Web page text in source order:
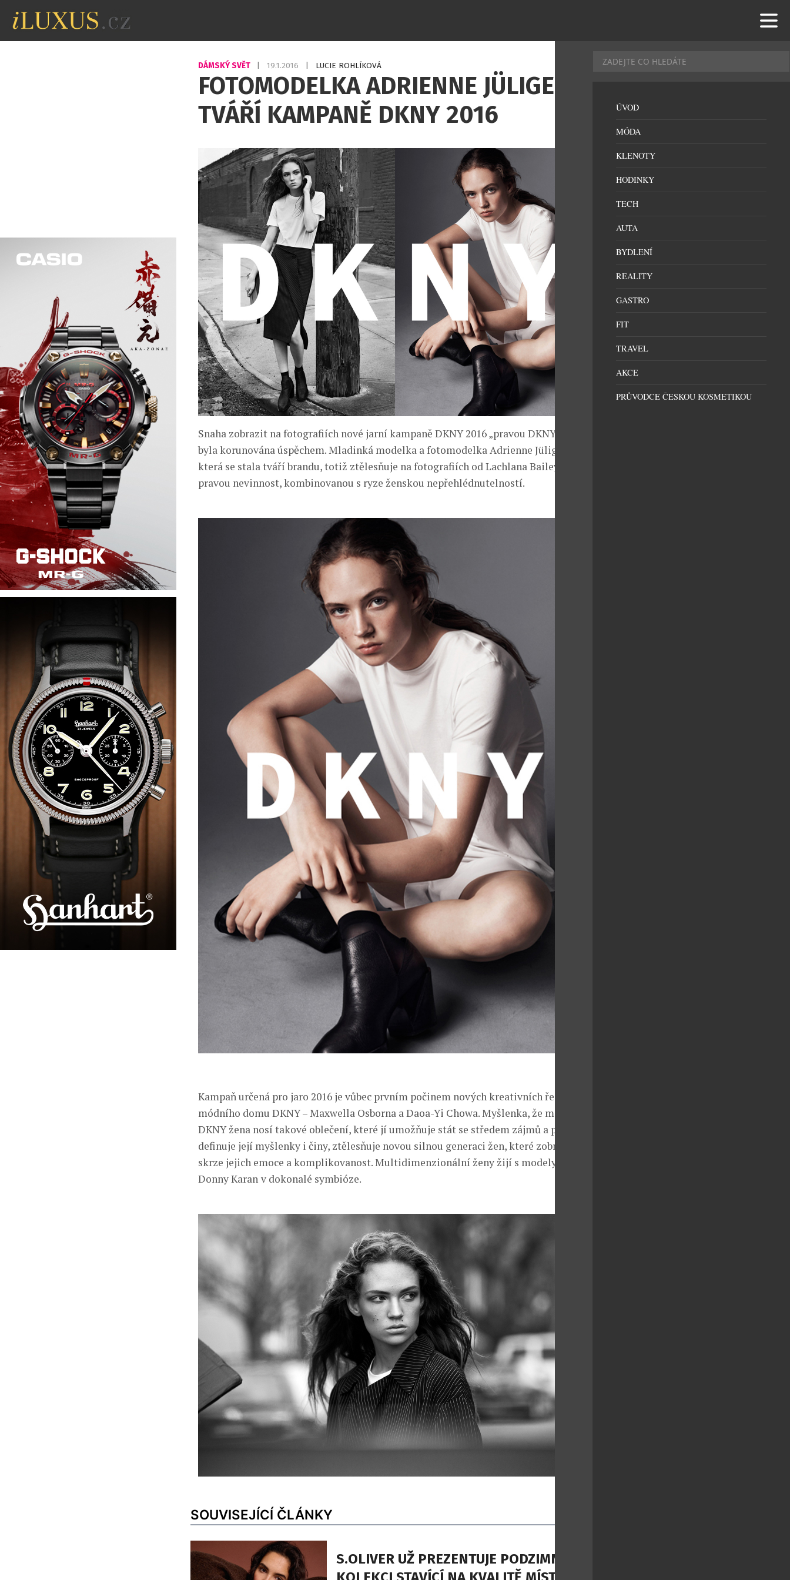
DÁMSKÝ SVĚT 19.1.2016 LUCIE ROHLÍKOVÁ
FOTOMODELKA ADRIENNE JÜLIGER
TVÁŘÍ KAMPANĚ DKNY 2016
Snaha zobrazit na fotografiích nové jarní kampaně DKNY 2016 „pravou DKNY ženu“,
byla korunována úspěchem. Mladinká modelka a fotomodelka Adrienne Jüliger,
která se stala tváří brandu, totiž ztělesňuje na fotografiích od Lachlana Baileyliho tu
pravou nevinnost, kombinovanou s ryze ženskou nepřehlédnutelností.
Kampaň určená pro jaro 2016 je vůbec prvním počinem nových kreativních ředitelů
módního domu DKNY – Maxwella Osborna a Daoa-Yi Chowa. Myšlenka, že moderní
DKNY žena nosí takové oblečení, které jí umožňuje stát se středem zájmů a přesně
definuje její myšlenky i činy, ztělesňuje novou silnou generaci žen, které zobrazuje
skrze jejich emoce a komplikovanost. Multidimenzionální ženy žijí s modely od
Donny Karan v dokonalé symbióze.
SOUVISEJÍCÍ ČLÁNKY
S.OLIVER UŽ PREZENTUJE PODZIMNÍ
ÚVOD
MÓDA
KLENOTY
HODINKY
TECH
AUTA
BYDLENÍ
REALITY
GASTRO
FIT
TRAVEL
AKCE
PRŮVODCE ČESKOU KOSMETIKOU